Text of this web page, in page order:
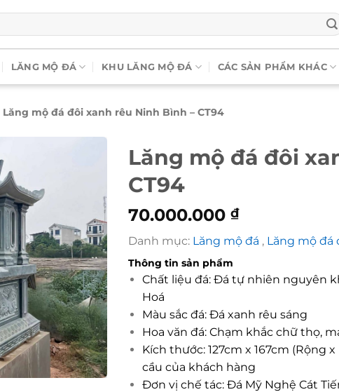
LĂNG MỘ ĐÁ KHU LĂNG MỘ ĐÁ CÁC SẢN PHẨM KHÁC
Lăng mộ đá đôi xanh rêu Ninh Bình – CT94
Lăng mộ đá đôi
CT94
70.000.000 ₫
Danh mục: Lăng mộ đá , Lăng mộ đá
Thông tin sản phẩm
Chất liệu đá: Đá tự nhiên nguyên
Hoá
Màu sắc đá: Đá xanh rêu sáng
Hoa văn đá: Chạm khắc chữ thọ,
Kích thước: 127cm x 167cm (Rộng
cầu của khách hàng
Đơn vị chế tác: Đá Mỹ Nghệ Cát